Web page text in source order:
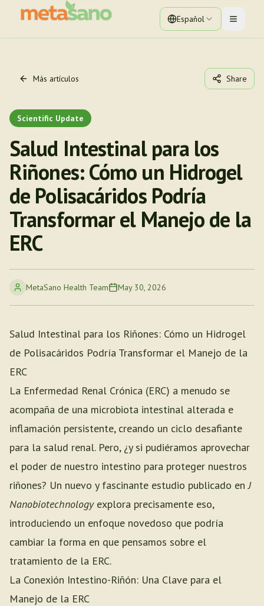
Español Toggle
Más artículos Share
Scientific Update
Salud Intestinal para los
Riñones: Cómo un Hidrogel
de Polisacáridos Podría
Transformar el Manejo de la
ERC
MetaSano Health Team May 30, 2026
Salud Intestinal para los Riñones: Cómo un Hidrogel
de Polisacáridos Podría Transformar el Manejo de la
ERC
La Enfermedad Renal Crónica (ERC) a menudo se
acompaña de una microbiota intestinal alterada e
inflamación persistente, creando un ciclo desafiante
para la salud renal. Pero, ¿y si pudiéramos aprovechar
el poder de nuestro intestino para proteger nuestros
riñones? Un nuevo y fascinante estudio publicado enJ
Nanobiotechnologyexplora precisamente eso,
introduciendo un enfoque novedoso que podría
cambiar la forma en que pensamos sobre el
tratamiento de la ERC.
La Conexión Intestino-Riñón: Una Clave para el
Manejo de la ERC